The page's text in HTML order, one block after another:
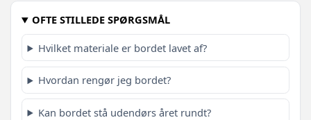
OFTE STILLEDE SPØRGSMÅL
Hvilket materiale er bordet lavet af?
Hvordan rengør jeg bordet?
Kan bordet stå udendørs året rundt?